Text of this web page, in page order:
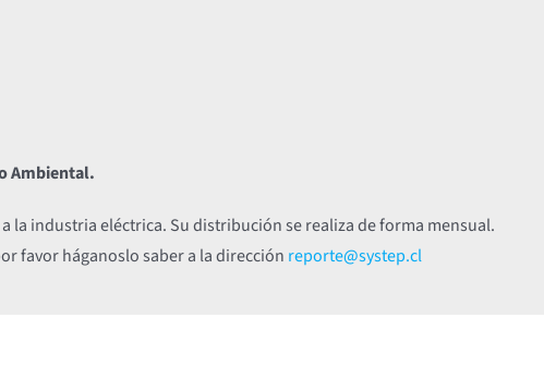
Ambiental.
la industria eléctrica. Su distribución se realiza de forma mensual.
favor háganoslo saber a la dirección reporte@systep.cl